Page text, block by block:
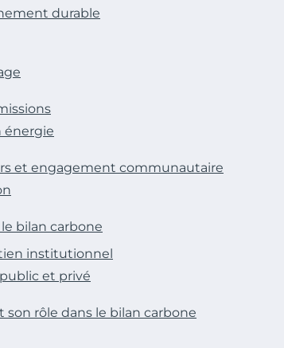
durable
énergie
et engagement communautaire
bilan carbone
institutionnel
et privé
son rôle dans le bilan carbone